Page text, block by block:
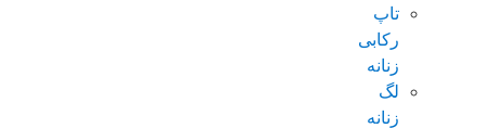
تاپ
رکابی
زنانه
لگ
زنانه